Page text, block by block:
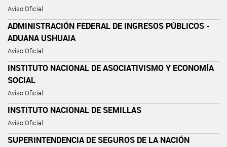
Aviso Oficial
ADMINISTRACIÓN FEDERAL DE INGRESOS PÚBLICOS -
ADUANA USHUAIA
Aviso Oficial
INSTITUTO NACIONAL DE ASOCIATIVISMO Y ECONOMÍA
SOCIAL
Aviso Oficial
INSTITUTO NACIONAL DE SEMILLAS
Aviso Oficial
SUPERINTENDENCIA DE SEGUROS DE LA NACIÓN